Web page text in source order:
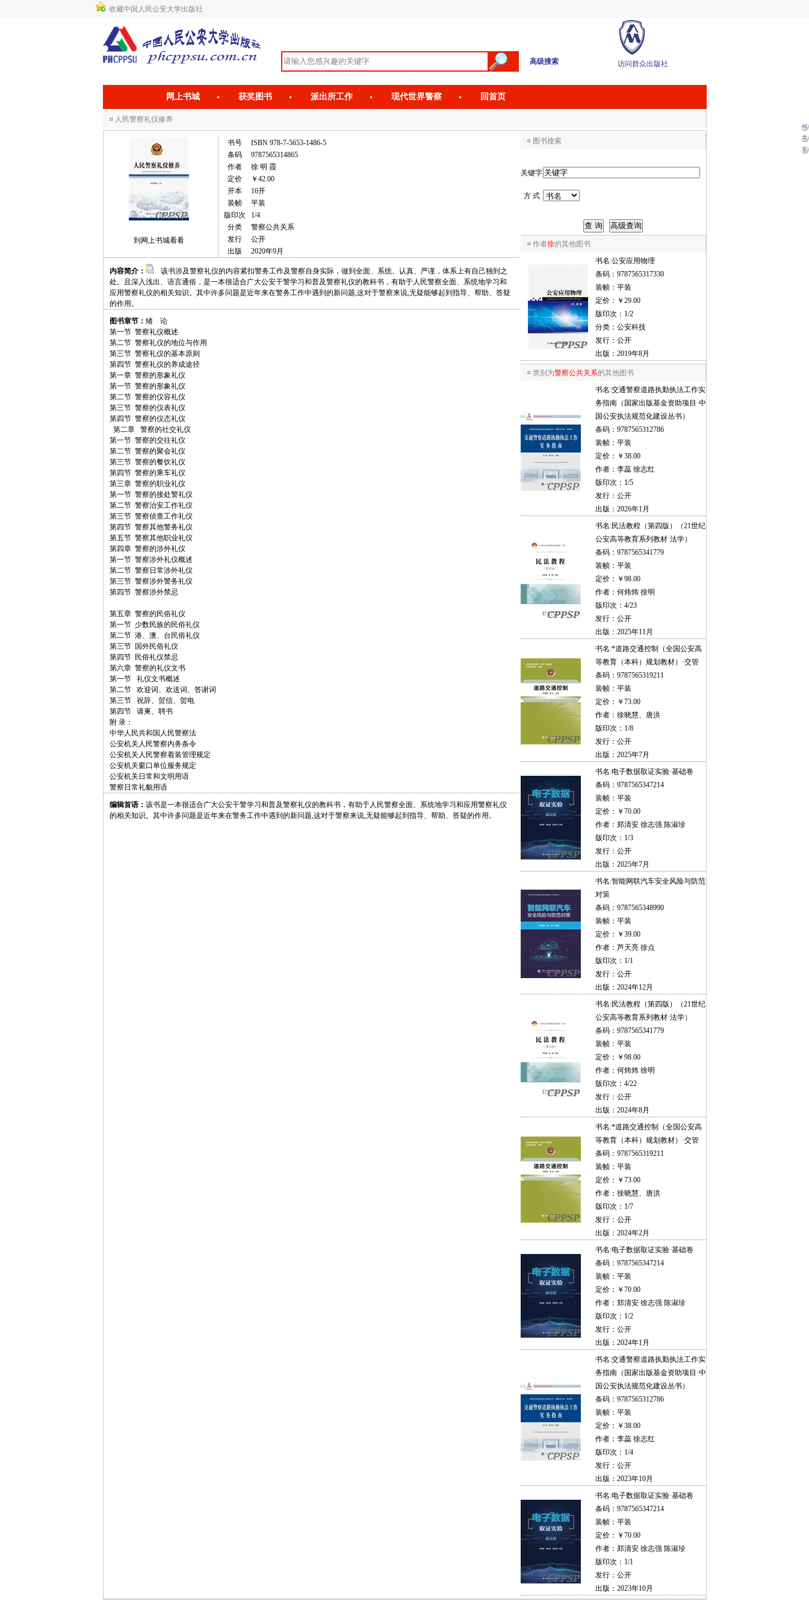
收藏中国人民公安大学出版社
高级搜索 访问群众出版社
网上书城 获奖图书 派出所工作 现代世界警察 回首页
人民警察礼仪修养
到网上书城看看
书号
ISBN 978-7-5653-1486-5
条码
9787565314865
作者
徐 明 霞
定价
￥42.00
开本
16开
装帧
平装
版印次
1/4
分类
警察公共关系
发行
公开
出版
2020年9月
内容简介：
该书涉及警察礼仪的内容紧扣警务工作及警察自身实际，做到全面、系统、认真、严谨，体系上有自己独到之
处。且深入浅出、语言通俗，是一本很适合广大公安干警学习和普及警察礼仪的教科书，有助于人民警察全面、系统地学习和
应用警察礼仪的相关知识。其中许多问题是近年来在警务工作中遇到的新问题,这对于警察来说,无疑能够起到指导、帮助、答疑
的作用。
图书章节： 绪 论
第一节 警察礼仪概述
第二节 警察礼仪的地位与作用
第三节 警察礼仪的基本原则
第四节 警察礼仪的养成途径
第一章 警察的形象礼仪
第一节 警察的形象礼仪
第二节 警察的仪容礼仪
第三节 警察的仪表礼仪
第四节 警察的仪态礼仪
第二章 警察的社交礼仪
第一节 警察的交往礼仪
第二节 警察的聚会礼仪
第三节 警察的餐饮礼仪
第四节 警察的乘车礼仪
第三章 警察的职业礼仪
第一节 警察的接处警礼仪
第二节 警察治安工作礼仪
第三节 警察侦查工作礼仪
第四节 警察其他警务礼仪
第五节 警察其他职业礼仪
第四章 警察的涉外礼仪
第一节 警察涉外礼仪概述
第二节 警察日常涉外礼仪
第三节 警察涉外警务礼仪
第四节 警察涉外禁忌
第五章 警察的民俗礼仪
第一节 少数民族的民俗礼仪
第二节 港、澳、台民俗礼仪
第三节 国外民俗礼仪
第四节 民俗礼仪禁忌
第六章 警察的礼仪文书
第一节 礼仪文书概述
第二节 欢迎词、欢送词、答谢词
第三节 祝辞、贺信、贺电
第四节 请柬、聘书
附 录：
中华人民共和国人民警察法
公安机关人民警察内务条令
公安机关人民警察着装管理规定
公安机关窗口单位服务规定
公安机关日常和文明用语
警察日常礼貌用语
编辑首语： 该书是一本很适合广大公安干警学习和普及警察礼仪的教科书，有助于人民警察全面、系统地学习和应用警察礼仪
的相关知识。其中许多问题是近年来在警务工作中遇到的新问题,这对于警察来说,无疑能够起到指导、帮助、答疑的作用。
图书搜索
关键字
方 式
作者徐的其他图书
书名:公安应用物理
条码：9787565317330
装帧：平装
定价：￥29.00
版印次：1/2
分类：公安科技
发行：公开
出版：2019年8月
类别为警察公共关系的其他图书
书名:交通警察道路执勤执法工作实
务指南（国家出版基金资助项目·中
国公安执法规范化建设丛书）
条码：9787565312786
装帧：平装
定价：￥38.00
作者：李蕊 徐志红
版印次：1/5
发行：公开
出版：2026年1月
书名:民法教程（第四版）（21世纪
公安高等教育系列教材·法学）
条码：9787565341779
装帧：平装
定价：￥98.00
作者：何炜炜 徐明
版印次：4/23
发行：公开
出版：2025年11月
书名:*道路交通控制（全国公安高
等教育（本科）规划教材）·交管
条码：9787565319211
装帧：平装
定价：￥73.00
作者：徐晓慧、唐洪
版印次：1/8
发行：公开
出版：2025年7月
书名:电子数据取证实验·基础卷
条码：9787565347214
装帧：平装
定价：￥70.00
作者：郑清安 徐志强 陈淑珍
版印次：1/3
发行：公开
出版：2025年7月
书名:智能网联汽车安全风险与防范
对策
条码：9787565348990
装帧：平装
定价：￥39.00
作者：芦天亮 徐点
版印次：1/1
发行：公开
出版：2024年12月
书名:民法教程（第四版）（21世纪
公安高等教育系列教材·法学）
条码：9787565341779
装帧：平装
定价：￥98.00
作者：何炜炜 徐明
版印次：4/22
发行：公开
出版：2024年8月
书名:*道路交通控制（全国公安高
等教育（本科）规划教材）·交管
条码：9787565319211
装帧：平装
定价：￥73.00
作者：徐晓慧、唐洪
版印次：1/7
发行：公开
出版：2024年2月
书名:电子数据取证实验·基础卷
条码：9787565347214
装帧：平装
定价：￥70.00
作者：郑清安 徐志强 陈淑珍
版印次：1/2
发行：公开
出版：2024年1月
书名:交通警察道路执勤执法工作实
务指南（国家出版基金资助项目·中
国公安执法规范化建设丛书）
条码：9787565312786
装帧：平装
定价：￥38.00
作者：李蕊 徐志红
版印次：1/4
发行：公开
出版：2023年10月
书名:电子数据取证实验·基础卷
条码：9787565347214
装帧：平装
定价：￥70.00
作者：郑清安 徐志强 陈淑珍
版印次：1/1
发行：公开
出版：2023年10月